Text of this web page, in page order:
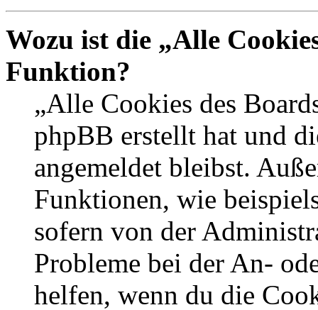
Wozu ist die „Alle
Funktion?
„Alle Cookies des
phpBB erstellt hat und
angemeldet bleibst.
Funktionen, wie
sofern von der
Probleme bei der An-
helfen, wenn du die